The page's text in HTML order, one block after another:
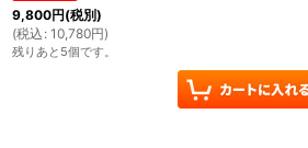
9,800円(税別)
(税込 : 10,780円)
残りあと5個です。